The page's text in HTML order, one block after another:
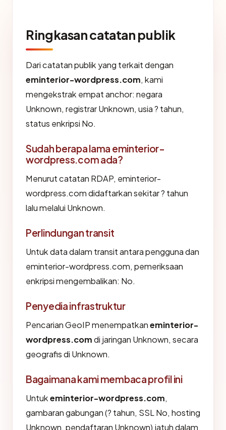
Ringkasan catatan publik
Dari catatan publik yang terkait dengan
eminterior-wordpress.com, kami
mengekstrak empat anchor: negara
Unknown, registrar Unknown, usia ? tahun,
status enkripsi No.
Sudah berapa lama eminterior-
wordpress.com ada?
Menurut catatan RDAP, eminterior-
wordpress.com didaftarkan sekitar ? tahun
lalu melalui Unknown.
Perlindungan transit
Untuk data dalam transit antara pengguna dan
eminterior-wordpress.com, pemeriksaan
enkripsi mengembalikan: No.
Penyedia infrastruktur
Pencarian GeoIP menempatkaneminterior-
wordpress.comdi jaringan Unknown, secara
geografis di Unknown.
Bagaimana kami membaca profil ini
Untukeminterior-wordpress.com,
gambaran gabungan (? tahun, SSL No, hosting
Unknown, pendaftaran Unknown) jatuh dalam